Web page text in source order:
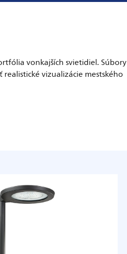
vonkajších svietidiel. Súbory
vizualizácie mestského